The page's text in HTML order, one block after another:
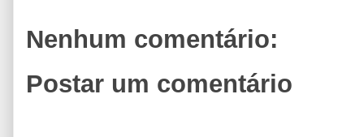
Nenhum comentário:
Postar um comentário